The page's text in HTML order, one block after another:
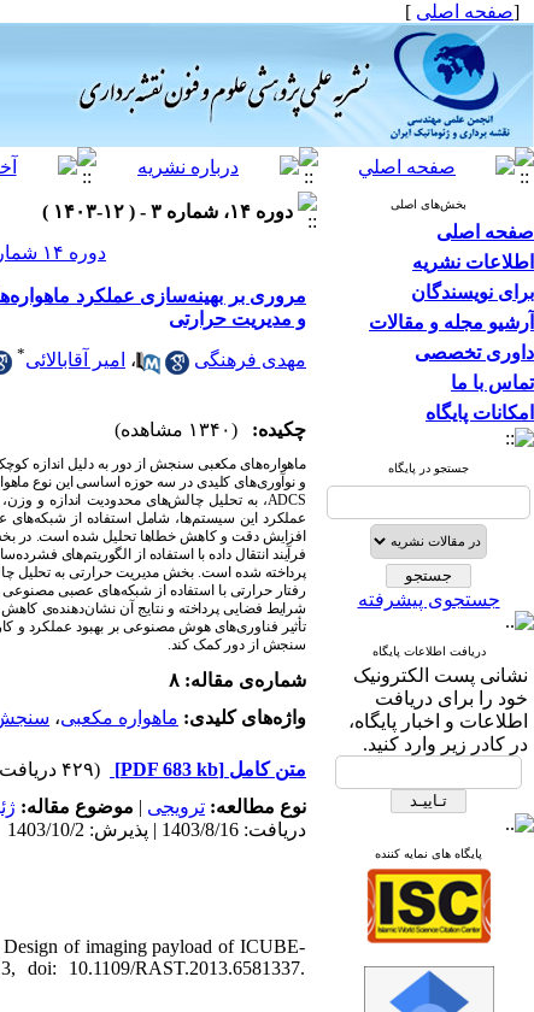
[صفحه اصلی ]
بخش‌های اصلی
صفحه اصلی
اطلاعات نشریه
برای نویسندگان
آرشیو مجله و مقالات
داوری تخصصی
تماس با ما
امکانات پایگاه
جستجو در پایگاه
جستجوی پیشرفته
دریافت اطلاعات پایگاه
نشانی پست الکترونیک
خود را برای دریافت
اطلاعات و اخبار پایگاه،
در کادر زیر وارد کنید.
پایگاه های نمایه کننده
دوره ۱۴، شماره ۳ - ( ۱۲-۱۴۰۳ )
دوره ۱۴ شماره ۳ صفحات ۱۲۵-۱۱۵
مروری بر بهینه‌سازی عملکرد
و مدیریت حرارتی
مهدی فرهنگی ، امیر آقابالائی*
چکیده: (۱۳۴۰ مشاهده)
ماهواره‌های مکعبی سنجش از دور به دلیل اندازه
و نوآوری‌های کلیدی در سه حوزه اساسی این نوع
ADCS، به تحلیل چالش‌های محدودیت اندازه و
عملکرد این سیستم‌ها، شامل استفاده از شبکه‌های
افزایش دقت و کاهش خطاها تحلیل شده است. در
فرآیند انتقال داده با استفاده از الگوریتم‌های
پرداخته شده است. بخش مدیریت حرارتی به تحلیل
رفتار حرارتی با استفاده از شبکه‌های عصبی
شرایط فضایی پرداخته و نتایج آن نشان‌دهنده‌ی
تأثیر فناوری‌های هوش مصنوعی بر بهبود عملکرد و
سنجش از دور کمک کند.
شماره‌ی مقاله: ۸
واژه‌های کلیدی: ماهواره مکعبی، سنجش
متن کامل [PDF 683 kb]
(۴۲۹ دریافت)
نوع مطالعه: ترویجی | موضوع مقاله:
دریافت: 1403/8/16 | پذیرش: 1403/10/2
of imaging payload of ICUBE-
10.1109/RAST.2013.6581337.